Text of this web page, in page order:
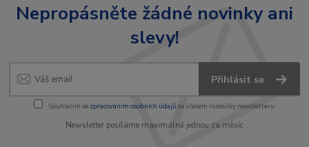
Nepropásněte žádné novinky ani
slevy!
Přihlásit se
Souhlasím se zpracováním osobních údajůza účelem rozesílky newsletteru.
Newsletter posíláme maximálně jednou za měsíc